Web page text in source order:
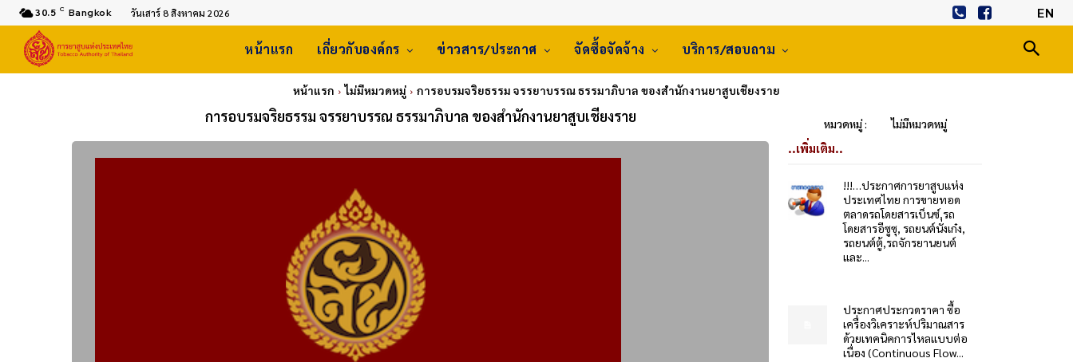
30.5 C Bangkok วันเสาร์ 8 สิงหาคม 2026 EN
หน้าแรก เกี่ยวกับองค์กร ข่าวสาร/ประกาศ จัดซื้อจัดจ้าง บริการ/สอบถาม
หน้าแรก ไม่มีหมวดหมู่ การอบรมจริยธรรม จรรยาบรรณ ธรรมาภิบาล ของสำนักงานยาสูบเชียงราย
การอบรมจริยธรรม จรรยาบรรณ ธรรมาภิบาล ของสำนักงานยาสูบเชียงราย หมวดหมู่ : ไม่มีหมวดหมู่
..เพิ่มเติม..
!!!…ประกาศการยาสูบแห่ง
ประเทศไทย การขายทอด
ตลาดรถโดยสารเบ็นซ์,รถ
โดยสารอีซูซุ, รถยนต์นั่งเก๋ง,
รถยนต์ตู้,รถจักรยานยนต์
และ...
ประกาศประกวดราคา ซื้อ
เครื่องวิเคราะห์ปริมาณสาร
ด้วยเทคนิคการไหลแบบต่อ
เนื่อง (Continuous Flow...